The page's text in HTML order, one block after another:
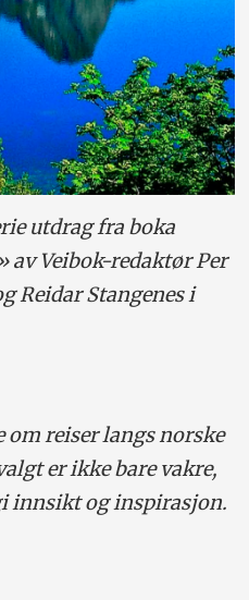
utdrag fra boka
av Veibok-redaktør Per
Reidar Stangenes i
om reiser langs norske
er ikke bare vakre,
innsikt og inspirasjon.